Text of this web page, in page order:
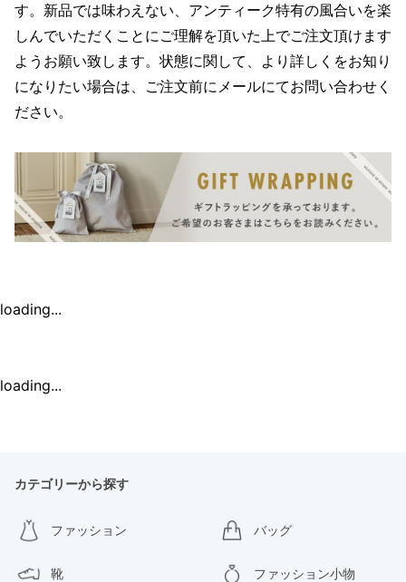
す。新品では味わえない、アンティーク特有の風合いを楽
しんでいただくことにご理解を頂いた上でご注文頂けます
ようお願い致します。状態に関して、より詳しくをお知り
になりたい場合は、ご注文前にメールにてお問い合わせく
ださい。
loading...
loading...
カテゴリーから探す
ファッション バッグ
靴 ファッション小物